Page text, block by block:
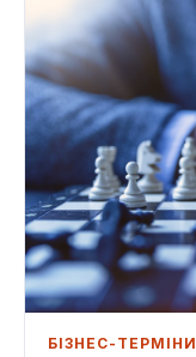
БІЗНЕС-ТЕРМІНИ